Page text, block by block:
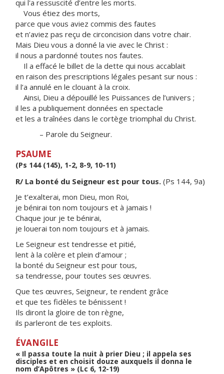
qui l'a ressuscité d’entre les morts.
Vous étiez des morts,
parce que vous aviez commis des fautes
et n’aviez pas reçu de circoncision dans votre chair.
Mais Dieu vous a donné la vie avec le Christ :
il nous a pardonné toutes nos fautes.
Il a effacé le billet de la dette qui nous accablait
en raison des prescriptions légales pesant sur nous :
il l’a annulé en le clouant à la croix.
Ainsi, Dieu a dépouillé les Puissances de l’univers ;
il les a publiquement données en spectacle
et les a traînées dans le cortège triomphal du Christ.
– Parole du Seigneur.
PSAUME
(Ps 144 (145), 1-2, 8-9, 10-11)
R/ La bonté du Seigneur est pour tous. (Ps 144, 9a)
Je t’exalterai, mon Dieu, mon Roi,
je bénirai ton nom toujours et à jamais !
Chaque jour je te bénirai,
je louerai ton nom toujours et à jamais.
Le Seigneur est tendresse et pitié,
lent à la colère et plein d’amour ;
la bonté du Seigneur est pour tous,
sa tendresse, pour toutes ses œuvres.
Que tes œuvres, Seigneur, te rendent grâce
et que tes fidèles te bénissent !
Ils diront la gloire de ton règne,
ils parleront de tes exploits.
ÉVANGILE
« Il passa toute la nuit à prier Dieu ; il appela ses
disciples et en choisit douze auxquels il donna le
nom d’Apôtres » (Lc 6, 12-19)